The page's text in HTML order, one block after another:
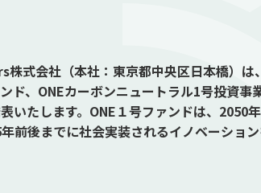
式会社（本社：東京都中央区日本橋）は
ド、ONEカーボンニュートラル1号投資事
いたします。ONE１号ファンドは、2050
前後までに社会実装されるイノベーショ